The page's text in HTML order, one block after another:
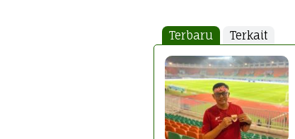
Terbaru Terkait